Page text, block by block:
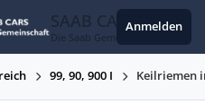
SAAB CARS
Die Saab Gemeinschaft
Anmelden
99, 90, 900 I Keilriemen